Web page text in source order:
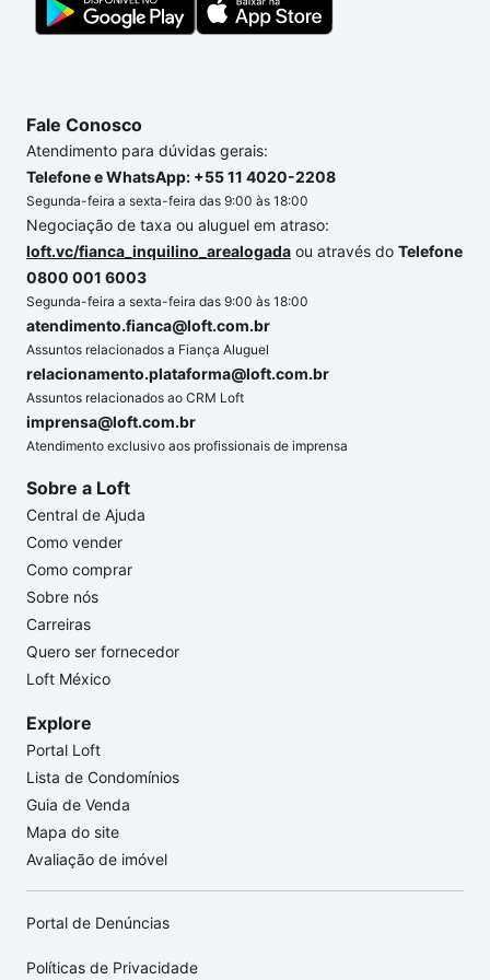
Fale Conosco
Atendimento para dúvidas gerais:
Telefone e WhatsApp: +55 11 4020-2208
Segunda-feira a sexta-feira das 9:00 às 18:00
Negociação de taxa ou aluguel em atraso:
loft.vc/fianca_inquilino_arealogada ou através do Telefone
0800 001 6003
Segunda-feira a sexta-feira das 9:00 às 18:00
atendimento.fianca@loft.com.br
Assuntos relacionados a Fiança Aluguel
relacionamento.plataforma@loft.com.br
Assuntos relacionados ao CRM Loft
imprensa@loft.com.br
Atendimento exclusivo aos profissionais de imprensa
Sobre a Loft
Central de Ajuda
Como vender
Como comprar
Sobre nós
Carreiras
Quero ser fornecedor
Loft México
Explore
Portal Loft
Lista de Condomínios
Guia de Venda
Mapa do site
Avaliação de imóvel
Portal de Denúncias
Políticas de Privacidade